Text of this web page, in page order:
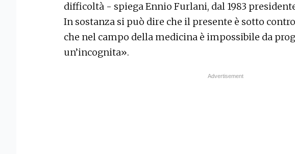
difficoltà - spiega Ennio Furlani, dal 1983
In sostanza si può dire che il presente è sotto
che nel campo della medicina è impossibile da
un’incognita».